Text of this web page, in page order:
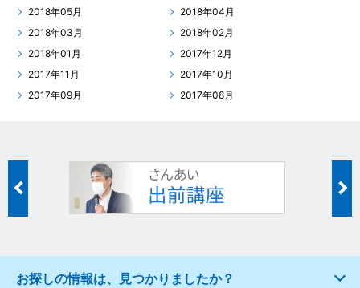
2018年05月
2018年04月
2018年03月
2018年02月
2018年01月
2017年12月
2017年11月
2017年10月
2017年09月
2017年08月
お探しの情報は、見つかりましたか？